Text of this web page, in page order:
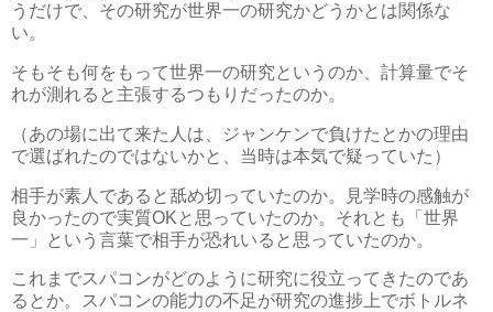
うだけで、その研究が世界一の研究かどうかとは関係な
い。
そもそも何をもって世界一の研究というのか、計算量でそ
れが測れると主張するつもりだったのか。
（あの場に出て来た人は、ジャンケンで負けたとかの理由
で選ばれたのではないかと、当時は本気で疑っていた）
相手が素人であると舐め切っていたのか。見学時の感触が
良かったので実質OKと思っていたのか。それとも「世界
一」という言葉で相手が恐れいると思っていたのか。
これまでスパコンがどのように研究に役立ってきたのであ
るとか。スパコンの能力の不足が研究の進捗上でボトルネ